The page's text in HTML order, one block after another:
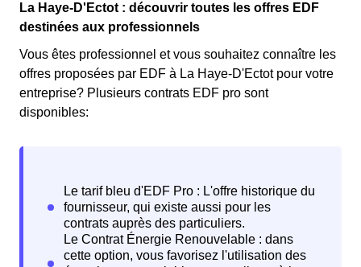
La Haye-D'Ectot : découvrir toutes les offres EDF
destinées aux professionnels
Vous êtes professionnel et vous souhaitez connaître les
offres proposées par EDF à La Haye-D'Ectot pour votre
entreprise? Plusieurs contrats EDF pro sont
disponibles: